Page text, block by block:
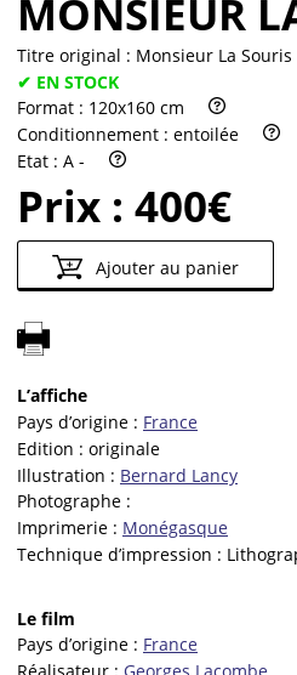
MONSIEUR
Titre original : Monsieur La Souris
✔ EN STOCK
Format : 120x160 cm
Conditionnement : entoilée
Etat : A -
Prix : 400€
Ajouter au panier
L’affiche
Pays d’origine : France
Edition : originale
Illustration : Bernard Lancy
Photographe :
Imprimerie : Monégasque
Technique d’impression :
Le film
Pays d’origine : France